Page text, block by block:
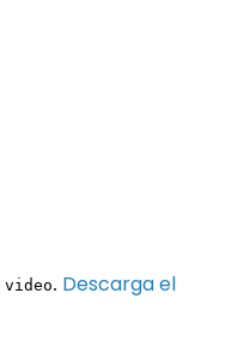
video. Descarga el